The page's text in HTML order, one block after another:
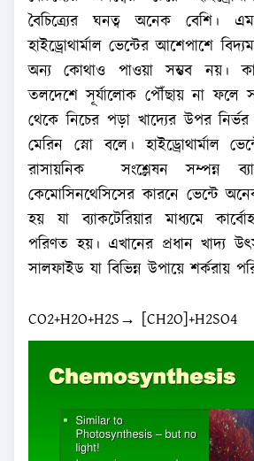
বৈচিত্র্যের ঘনত্ব অনেক বেশি।
হাইড্রোথার্মাল ভেন্টের আশেপাশে
অন্য কোথাও পাওয়া সম্ভব নয়।
তলদেশে সূর্যালোক পৌঁছায় না ফলে
থেকে নিচের পড়া খাদ্যের উপর
মেরিন স্নো বলে। হাইড্রোথার্মাল
রাসায়নিক সংশ্লেষন সম্পন্ন
কেমোসিনথেসিসের কারনে ভেন্টে
হয় যা ব্যাকটেরিয়ার মাধ্যমে
পরিণত হয়। এখানের প্রধান খাদ্য
সালফাইড যা বিভিন্ন উপায়ে শর্করায়
CO2+H2O+H2S→ [CH2O]+H2SO4